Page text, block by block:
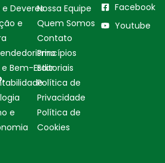
Deveres
e
Bem-Estar
e
Nossa Equipe
Quem Somos
Contato
Princípios
Editoriais
Política de
Privacidade
Política de
Cookies
Facebook
Youtube